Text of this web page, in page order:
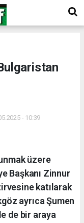
- 10:39
üzere
Başkanı Zinnur
katılarak
ayrıca Şumen
de bir araya